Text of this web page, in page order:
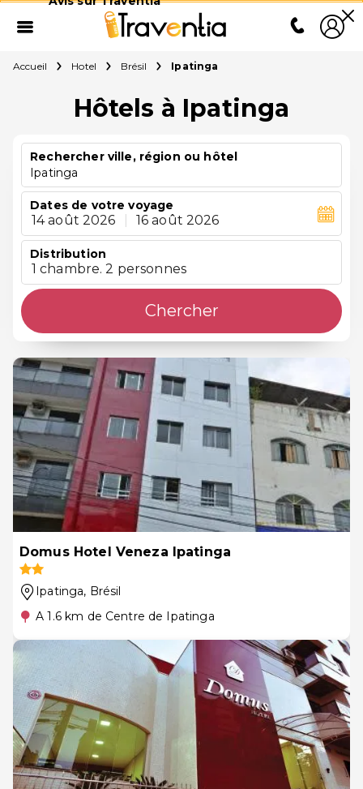
Accueil Hotel Brésil Ipatinga
Hôtels à Ipatinga
Rechercher ville, région ou hôtel
Ipatinga
Dates de votre voyage
14 août 2026 16 août 2026
Distribution
1 chambre. 2 personnes
Chercher
Domus Hotel Veneza Ipatinga
Ipatinga, Brésil
A 1.6 km de Centre de Ipatinga